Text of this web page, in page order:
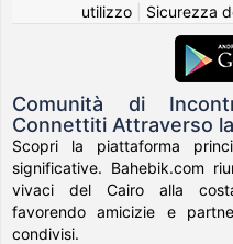
utilizzo| Sicurezza
Comunità di
Connettiti Attraverso
Scopri la piattaforma
significative. Bahebik.com
vivaci del Cairo alla
favorendo amicizie e
condivisi.